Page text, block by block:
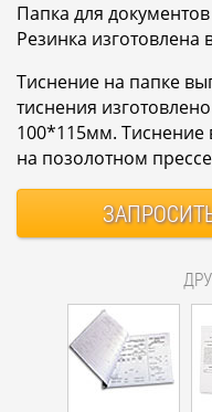
Папка для
Резинка изготовлена
Тиснение на папке
тиснения
100*115мм.
на позолотном